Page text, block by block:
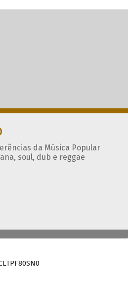
da Música Popular
soul, dub e reggae